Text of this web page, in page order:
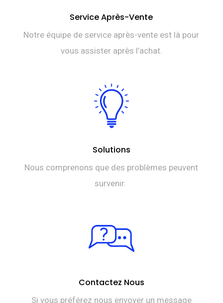
Service Après-Vente
Notre équipe de service après-vente est là pour
vous assister après l’achat.
Solutions
Nous comprenons que des problèmes peuvent
survenir.
Contactez Nous
Si vous préférez nous envoyer un message